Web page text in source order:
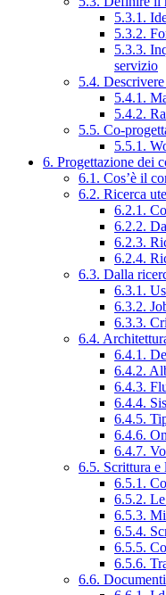
5.3.1.
5.3.2.
5.3.3.
servizio
5.4.
5.4.1.
5.4.2.
5.5. Co-
5.5.1.
6. Progettazione dei
6.1. Cos’è il
6.2. Ricerca
6.2.1.
6.2.2.
6.2.3.
6.2.4.
6.3. Dalla
6.3.1.
6.3.2.
6.3.3.
6.4.
6.4.1.
6.4.2.
6.4.3.
6.4.4.
6.4.5.
6.4.6.
6.4.7.
6.5. Scrittura e
6.5.1.
6.5.2.
6.5.3.
6.5.4.
6.5.5.
6.5.6.
6.6. Documenti